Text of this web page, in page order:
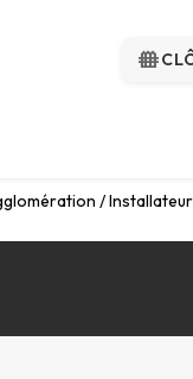
fence
/